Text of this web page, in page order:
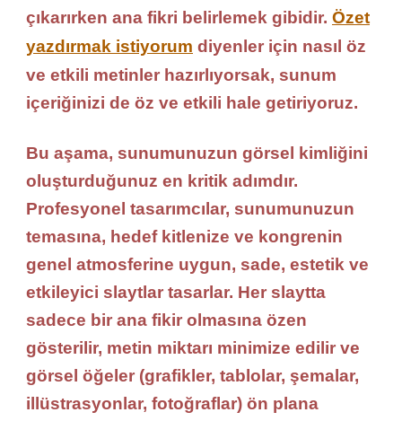
çıkarırken ana fikri belirlemek gibidir. Özet
yazdırmak istiyorum diyenler için nasıl öz
ve etkili metinler hazırlıyorsak, sunum
içeriğinizi de öz ve etkili hale getiriyoruz.
Bu aşama, sunumunuzun görsel kimliğini
oluşturduğunuz en kritik adımdır.
Profesyonel tasarımcılar, sunumunuzun
temasına, hedef kitlenize ve kongrenin
genel atmosferine uygun, sade, estetik ve
etkileyici slaytlar tasarlar. Her slaytta
sadece bir ana fikir olmasına özen
gösterilir, metin miktarı minimize edilir ve
görsel öğeler (grafikler, tablolar, şemalar,
illüstrasyonlar, fotoğraflar) ön plana